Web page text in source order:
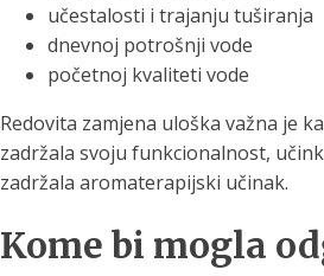
učestalosti i trajanju tuširanja
dnevnoj potrošnji vode
početnoj kvaliteti vode
Redovita zamjena uloška važna je
zadržala svoju funkcionalnost,
zadržala aromaterapijski učinak.
Kome bi mogla